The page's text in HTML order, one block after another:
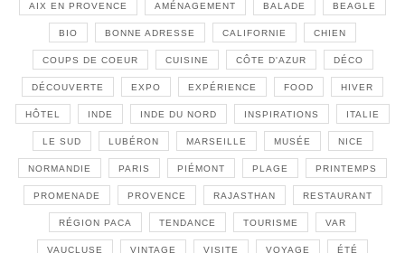
AIX EN PROVENCE AMÉNAGEMENT BALADE BEAGLE
BIO BONNE ADRESSE CALIFORNIE CHIEN
COUPS DE COEUR CUISINE CÔTE D'AZUR DÉCO
DÉCOUVERTE EXPO EXPÉRIENCE FOOD HIVER
HÔTEL INDE INDE DU NORD INSPIRATIONS ITALIE
LE SUD LUBÉRON MARSEILLE MUSÉE NICE
NORMANDIE PARIS PIÉMONT PLAGE PRINTEMPS
PROMENADE PROVENCE RAJASTHAN RESTAURANT
RÉGION PACA TENDANCE TOURISME VAR
VAUCLUSE VINTAGE VISITE VOYAGE ÉTÉ